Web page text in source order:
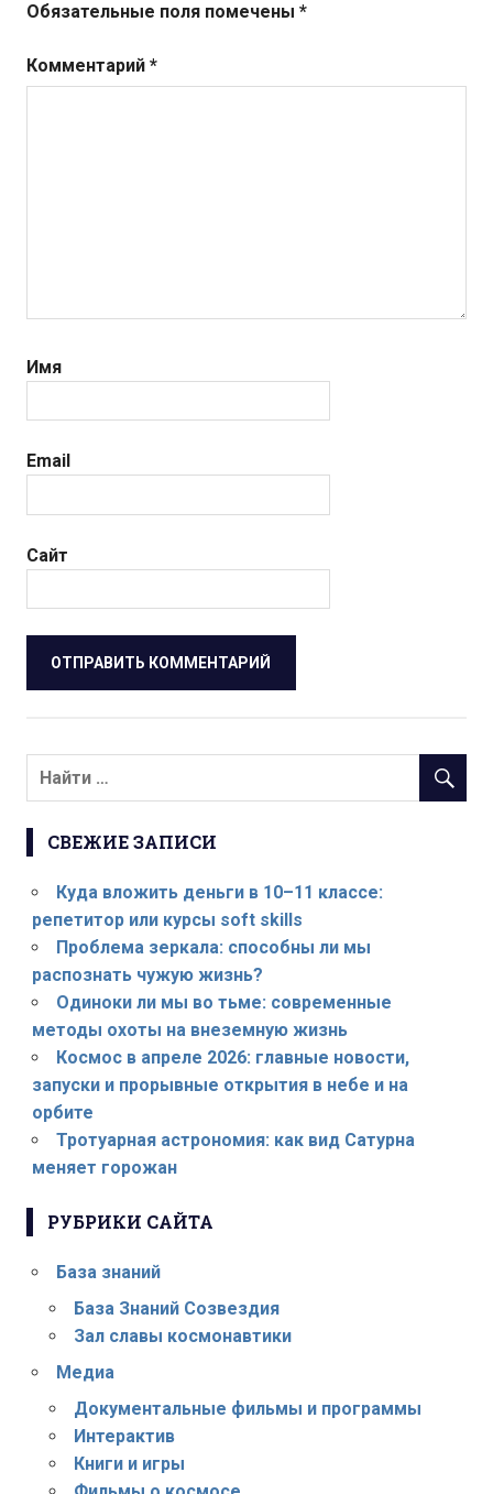
Обязательные поля помечены *
Комментарий *
Имя
Email
Сайт
СВЕЖИЕ ЗАПИСИ
Куда вложить деньги в 10–11 классе:
репетитор или курсы soft skills
Проблема зеркала: способны ли мы
распознать чужую жизнь?
Одиноки ли мы во тьме: современные
методы охоты на внеземную жизнь
Космос в апреле 2026: главные новости,
запуски и прорывные открытия в небе и на
орбите
Тротуарная астрономия: как вид Сатурна
меняет горожан
РУБРИКИ САЙТА
База знаний
База Знаний Созвездия
Зал славы космонавтики
Медиа
Документальные фильмы и программы
Интерактив
Книги и игры